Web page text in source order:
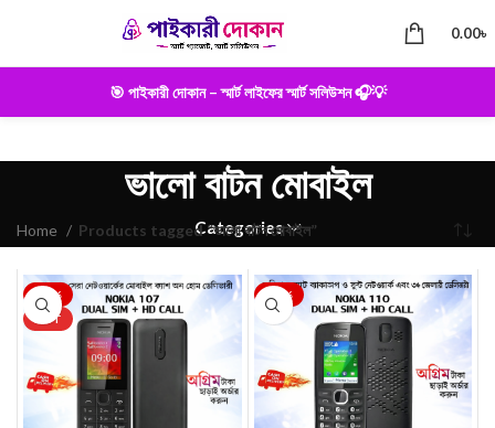
0.00৳
🎯 পাইকারী দোকান – স্মার্ট লাইফের স্মার্ট সলিউশন 🎧💡
ভালো বাটন মোবাইল
Categories
Home Products tagged “ভালো বাটন মোবাইল”
-22%
HOT
-28%